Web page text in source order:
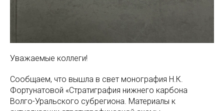
Уважаемые коллеги!
Сообщаем, что вышла в свет монография Н.К.
Фортунатовой «Стратиграфия нижнего карбона
Волго-Уральского субрегиона. Материалы к